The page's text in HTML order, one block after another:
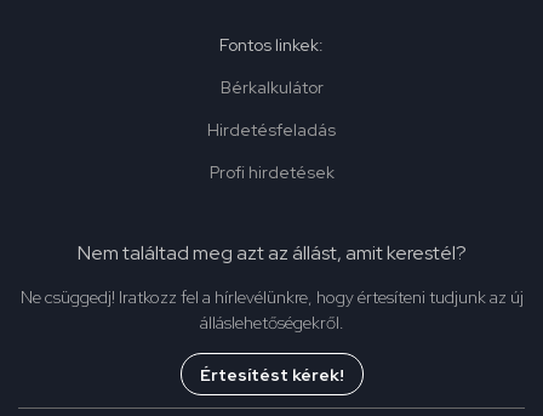
Fontos linkek:
Bérkalkulátor
Hirdetésfeladás
Profi hirdetések
Nem találtad meg azt az állást, amit kerestél?
Ne csüggedj! Iratkozz fel a hírlevélünkre, hogy értesíteni tudjunk az új
álláslehetőségekről.
Értesítést kérek!